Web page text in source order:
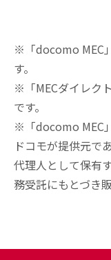
※「docomo MEC
す。
※「MECダイレク
です。
※「docomo MEC
ドコモが提供元で
代理人として保有
務受託にもとづき